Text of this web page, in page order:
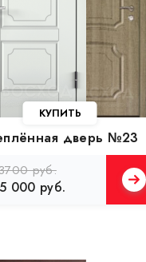
дверь №23
руб.
000 руб.